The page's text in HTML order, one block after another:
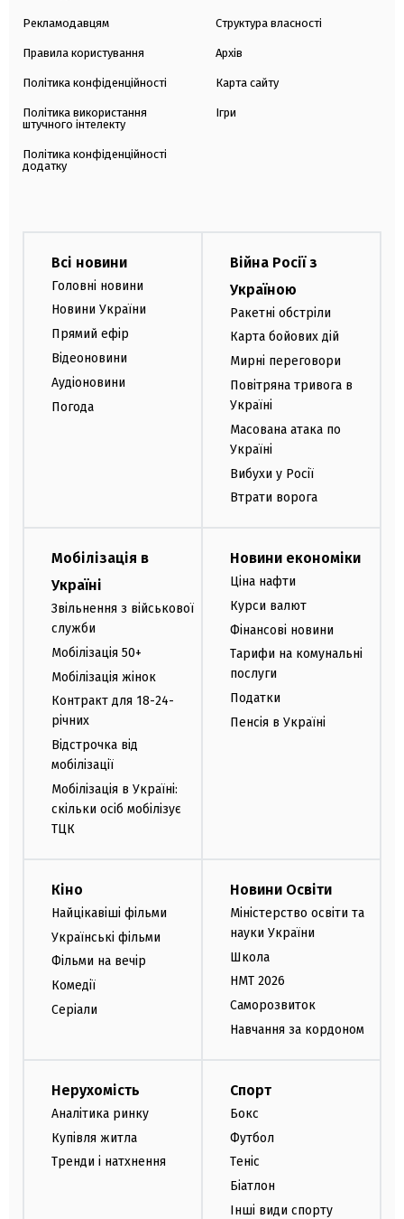
Рекламодавцям
Правила користування
Політика конфіденційності
Політика використання
штучного інтелекту
Політика конфіденційності
додатку
Структура власності
Архів
Карта сайту
Ігри
Всі новини
Головні новини
Новини України
Прямий ефір
Відеоновини
Аудіоновини
Погода
Війна Росії з
Україною
Ракетні обстріли
Карта бойових дій
Мирні переговори
Повітряна тривога в
Україні
Масована атака по
Україні
Вибухи у Росії
Втрати ворога
Мобілізація в
Україні
Звільнення з військової
служби
Мобілізація 50+
Мобілізація жінок
Контракт для 18-24-
річних
Відстрочка від
мобілізації
Мобілізація в Україні:
скільки осіб мобілізує
ТЦК
Новини економіки
Ціна нафти
Курси валют
Фінансові новини
Тарифи на комунальні
послуги
Податки
Пенсія в Україні
Кіно
Найцікавіші фільми
Українські фільми
Фільми на вечір
Комедії
Серіали
Новини Освіти
Міністерство освіти та
науки України
Школа
НМТ 2026
Саморозвиток
Навчання за кордоном
Нерухомість
Аналітика ринку
Купівля житла
Тренди і натхнення
Спорт
Бокс
Футбол
Теніс
Біатлон
Інші види спорту